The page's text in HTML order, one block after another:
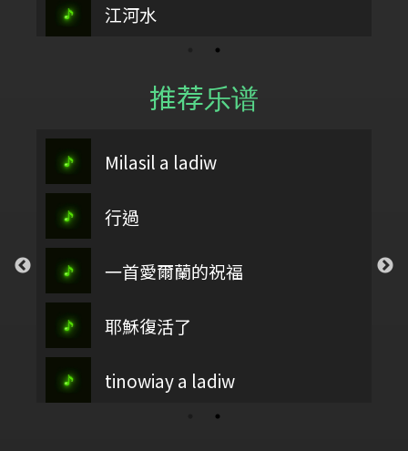
江河水
推荐乐谱
Milasil a ladiw
行過
一首愛爾蘭的祝福
耶穌復活了
tinowiay a ladiw